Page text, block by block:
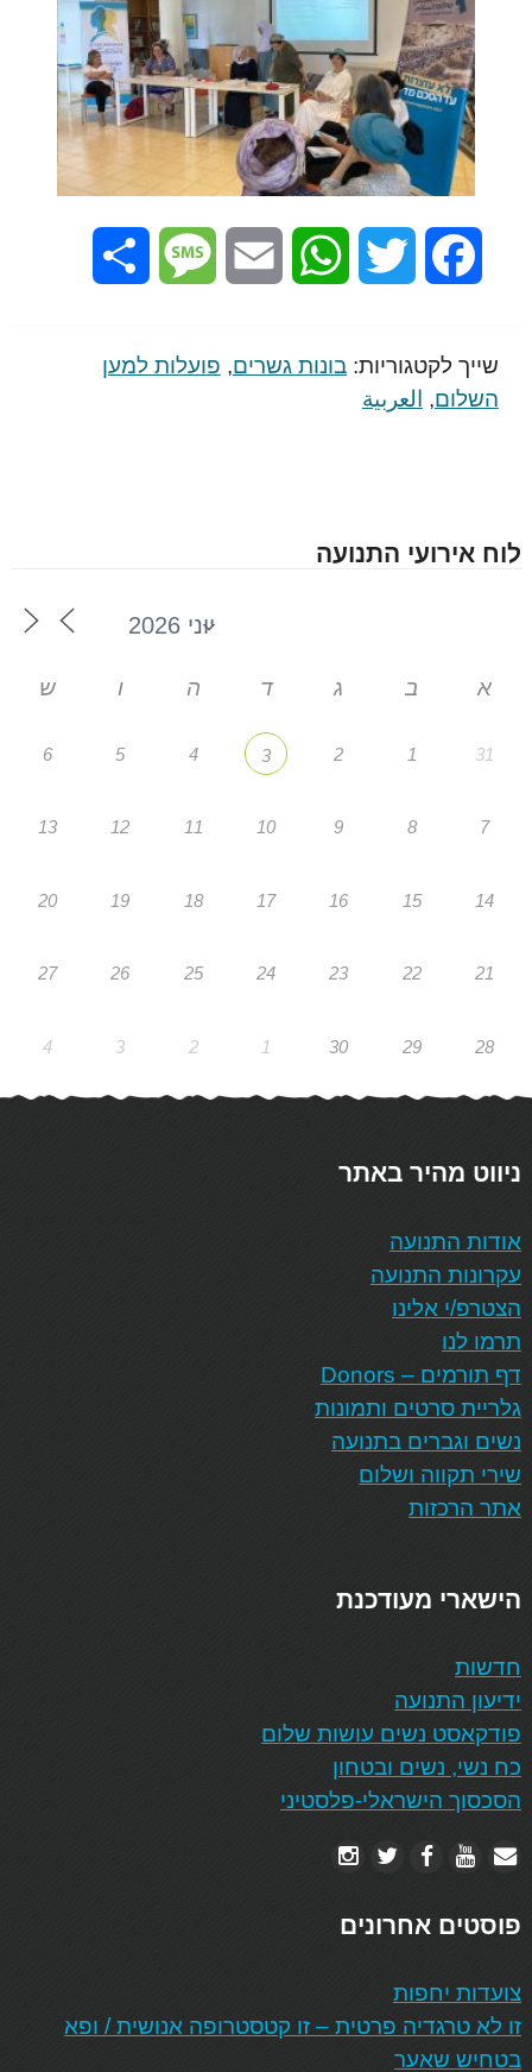
Facebook
Twitter
WhatsApp
Email
Message
שייך לקטגוריות:בונות גשרים, פועלות למען
השלום, العربية
לוח אירועי התנועה
א ב ג ד ה ו ש
31
1
2
3
4
5
6
7
8
9
10
11
12
13
14
15
16
17
18
19
20
21
22
23
24
25
26
27
28
29
30
1
2
3
4
ניווט מהיר באתר
אודות התנועה
עקרונות התנועה
הצטרפ/י אלינו
תרמו לנו
דף תורמים – Donors
גלריית סרטים ותמונות
נשים וגברים בתנועה
שירי תקווה ושלום
אתר הרכזות
הישארי מעודכנת
חדשות
ידיעון התנועה
פודקאסט נשים עושות שלום
כח נשי, נשים ובטחון
הסכסוך הישראלי-פלסטיני
פוסטים אחרונים
צועדות יחפות
זו לא טרגדיה פרטית – זו קטסטרופה אנושית / ופא
בטחיש שאער